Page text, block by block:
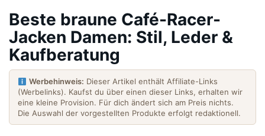
Beste braune Café-Racer-
Jacken Damen: Stil, Leder &
Kaufberatung
Werbehinweis: Dieser Artikel enthält Affiliate-Links
(Werbelinks). Kaufst du über einen dieser Links, erhalten wir
eine kleine Provision. Für dich ändert sich am Preis nichts.
Die Auswahl der vorgestellten Produkte erfolgt redaktionell.